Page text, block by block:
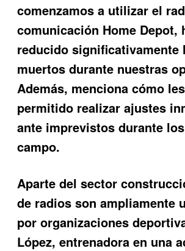
comenzamos a utilizar el
comunicación Home Depot,
reducido significativamente
muertos durante nuestras
Además, menciona cómo
permitido realizar ajustes
ante imprevistos durante
campo.
Aparte del sector
de radios son ampliamente
por organizaciones
López, entrenadora en una